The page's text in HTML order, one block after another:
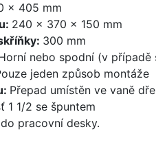
x 405 mm
240 x 370 x 150 mm
300 mm
nebo spodní (v
jeden způsob montáže
Přepad umístěn ve vaně
1 1/2 se špuntem
pracovní desky.